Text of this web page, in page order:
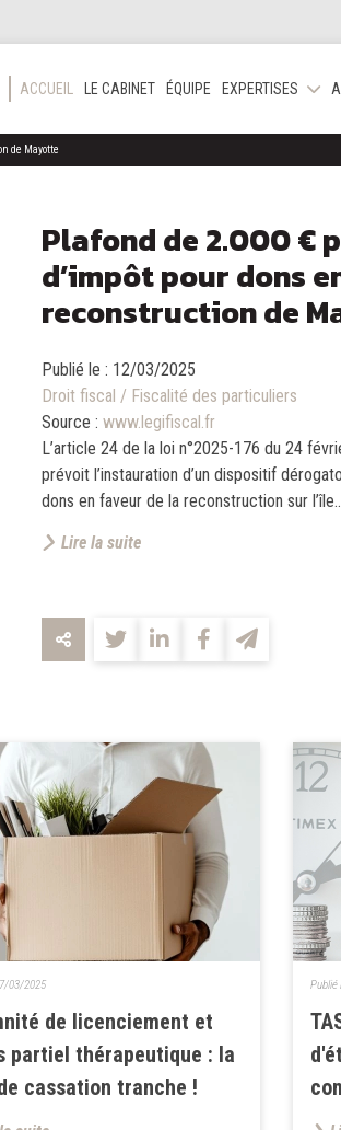
ACCUEIL LE CABINET ÉQUIPE EXPERTISES
de Mayotte
Plafond de 2.000 €
d’impôt pour dons
reconstruction de
Publié le : 12/03/2025
Droit fiscal / Fiscalité des particuliers
Source : www.legifiscal.fr
L’article 24 de la loi n°2025-176 du 24
prévoit l’instauration d’un dispositif
dons en faveur de la reconstruction sur
Lire la suite
de licenciement et
partiel thérapeutique : la
cassation tranche !
03/2025 Publié